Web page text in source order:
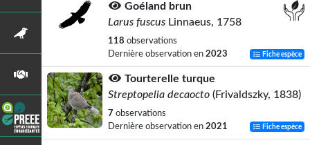
Goéland brun
Larus fuscus Linnaeus, 1758
118 observations
Dernière observation en 2023 Fiche espèce
Tourterelle turque
Streptopelia decaocto (Frivaldszky, 1838)
7 observations
Dernière observation en 2021 Fiche espèce